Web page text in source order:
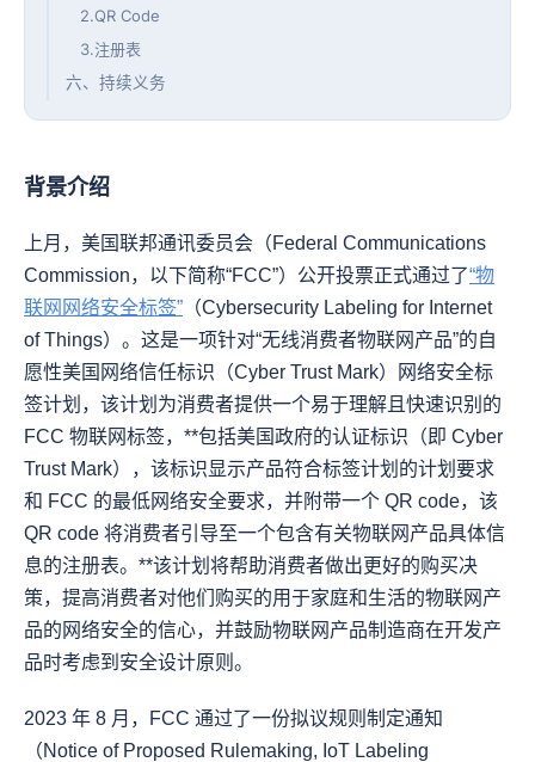
2.QR Code
3.注册表
六、持续义务
背景介绍
上月，美国联邦通讯委员会（Federal Communications
Commission，以下简称“FCC”）公开投票正式通过了“物
联网网络安全标签” （Cybersecurity Labeling for Internet
of Things）。这是一项针对“无线消费者物联网产品”的自
愿性美国网络信任标识（Cyber Trust Mark）网络安全标
签计划，该计划为消费者提供一个易于理解且快速识别的
FCC 物联网标签，**包括美国政府的认证标识（即 Cyber
Trust Mark），该标识显示产品符合标签计划的计划要求
和 FCC 的最低网络安全要求，并附带一个 QR code，该
QR code 将消费者引导至一个包含有关物联网产品具体信
息的注册表。**该计划将帮助消费者做出更好的购买决
策，提高消费者对他们购买的用于家庭和生活的物联网产
品的网络安全的信心，并鼓励物联网产品制造商在开发产
品时考虑到安全设计原则。
2023 年 8 月，FCC 通过了一份拟议规则制定通知
（Notice of Proposed Rulemaking, IoT Labeling